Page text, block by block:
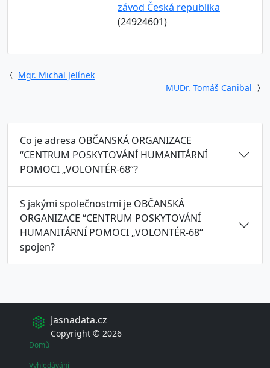
závod Česká republika
(24924601)
Mgr. Michal Jelínek
MUDr. Tomáš Canibal
Co je adresa OBČANSKÁ ORGANIZACE
“CENTRUM POSKYTOVÁNÍ HUMANITÁRNÍ
POMOCI „VOLONTÉR-68“?
S jakými společnostmi je OBČANSKÁ
ORGANIZACE “CENTRUM POSKYTOVÁNÍ
HUMANITÁRNÍ POMOCI „VOLONTÉR-68“
spojen?
Jasnadata.cz
Copyright © 2026
Domů
Vyhledávání